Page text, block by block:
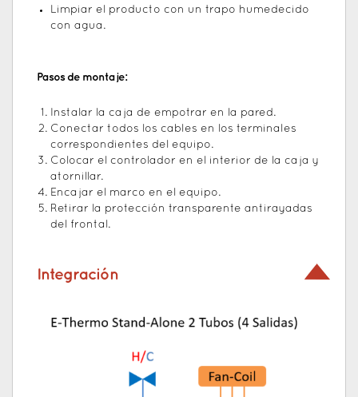
Limpiar el producto con un trapo humedecido
con agua.
Pasos de montaje:
Instalar la caja de empotrar en la pared.
Conectar todos los cables en los terminales
correspondientes del equipo.
Colocar el controlador en el interior de la caja y
atornillar.
Encajar el marco en el equipo.
Retirar la protección transparente antirayadas
del frontal.
Integración